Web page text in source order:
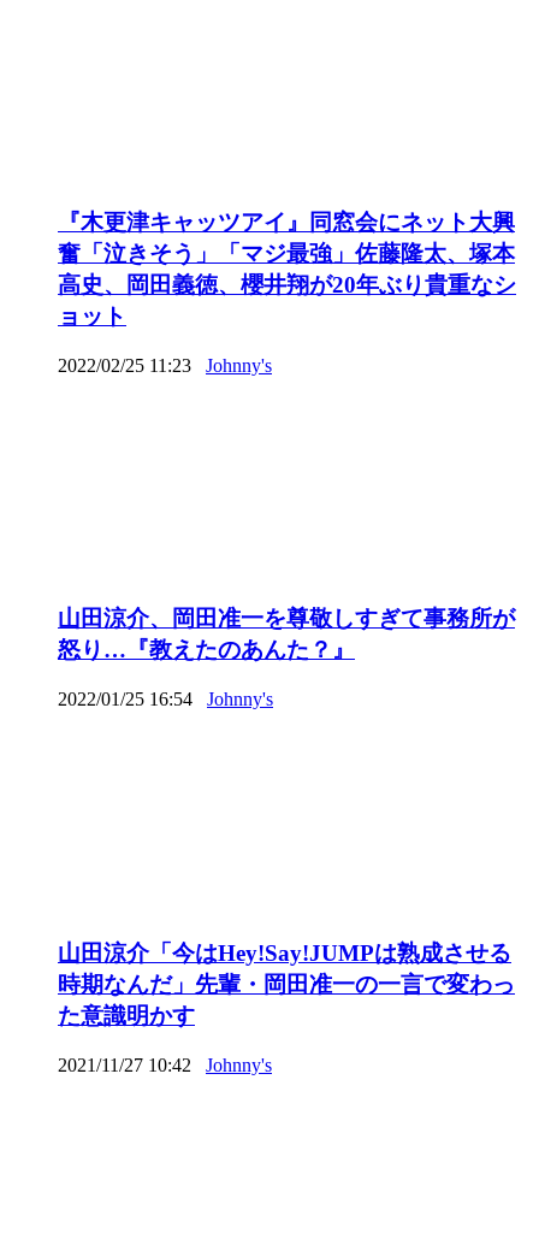
『木更津キャッツアイ』同窓会にネット大興
奮「泣きそう」「マジ最強」佐藤隆太、塚本
高史、岡田義徳、櫻井翔が20年ぶり貴重なシ
ョット
2022/02/25 11:23 Johnny's
山田涼介、岡田准一を尊敬しすぎて事務所が
怒り…『教えたのあんた？』
2022/01/25 16:54 Johnny's
山田涼介「今はHey!Say!JUMPは熟成させる
時期なんだ」先輩・岡田准一の一言で変わっ
た意識明かす
2021/11/27 10:42 Johnny's